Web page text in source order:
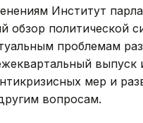
Институт
обзор политической
проблемам
мер и
вопросам.